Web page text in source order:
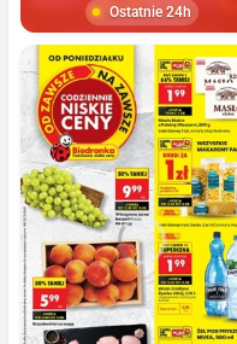
Ostatnie 24h